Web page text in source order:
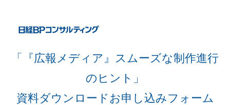
「『広報メディア』スムーズな制作進行
のヒント」
資料ダウンロードお申し込みフォーム